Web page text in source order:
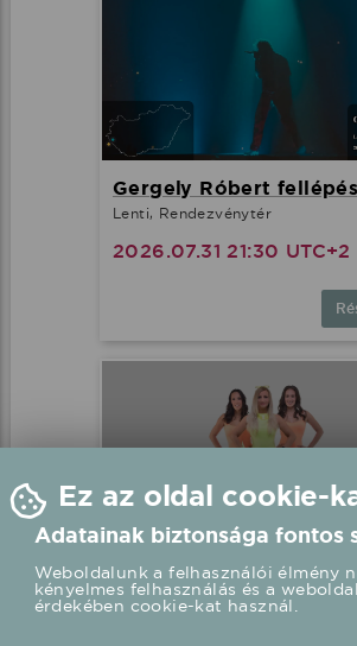
Gergely Róbert fellépés
Lenti, Rendezvénytér
2026.07.31 21:30 UTC+2
Bestiák Retro Őrület -
Ez az oldal cookie-
Adatainak biztonsága fontos
Weboldalunk a felhasználói élmény
kényelmes felhasználás és a
érdekében cookie-kat használ.